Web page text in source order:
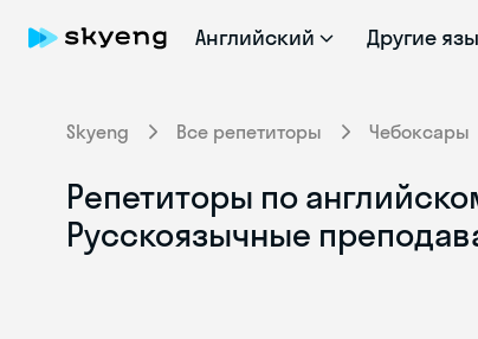
Английский Другие
Skyeng Все репетиторы Чебоксары
Репетиторы по
Русскоязычные